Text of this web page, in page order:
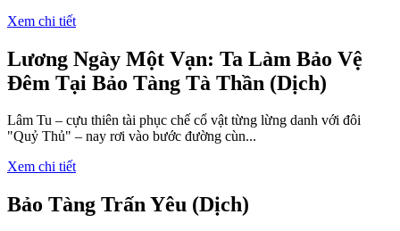
Xem chi tiết
Lương Ngày Một Vạn: Ta Làm Bảo Vệ
Đêm Tại Bảo Tàng Tà Thần (Dịch)
Lâm Tu – cựu thiên tài phục chế cổ vật từng lừng danh với đôi
"Quỷ Thủ" – nay rơi vào bước đường cùn...
Xem chi tiết
Bảo Tàng Trấn Yêu (Dịch)